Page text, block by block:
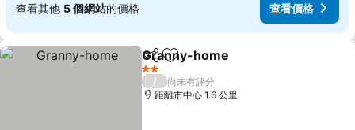
查看其他 5 個網站的價格 查看價格
分享 加入我的最愛
Granny-home
2 星級
/
尚未有評分
距離市中心 1.6 公里